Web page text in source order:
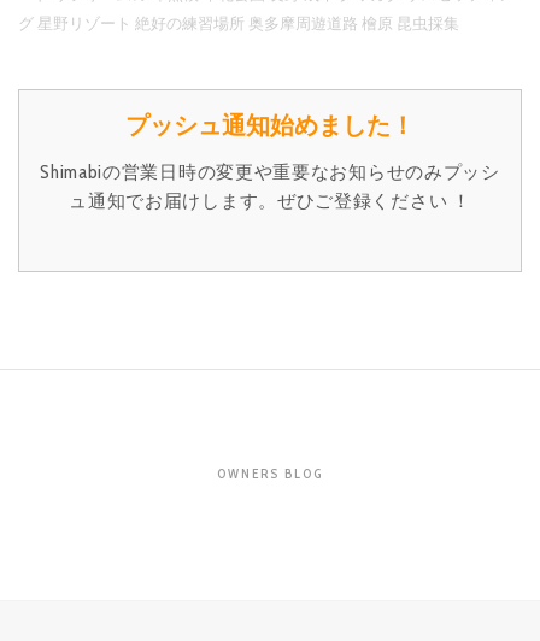
グ星野リゾート 絶好の練習場所 奥多摩周遊道路 檜原 昆虫採集
プッシュ通知始めました！
Shimabiの営業日時の変更や重要なお知らせのみプッシ
ュ通知でお届けします。ぜひご登録ください ！
OWNERS BLOG